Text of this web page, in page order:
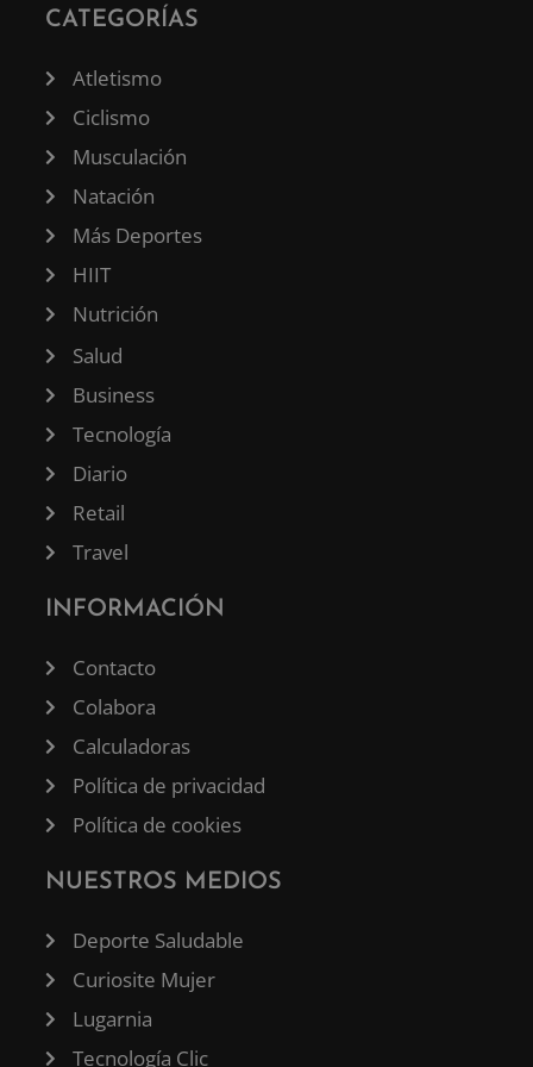
CATEGORÍAS
Atletismo
Ciclismo
Musculación
Natación
Más Deportes
HIIT
Nutrición
Salud
Business
Tecnología
Diario
Retail
Travel
INFORMACIÓN
Contacto
Colabora
Calculadoras
Política de privacidad
Política de cookies
NUESTROS MEDIOS
Deporte Saludable
Curiosite Mujer
Lugarnia
Tecnología Clic